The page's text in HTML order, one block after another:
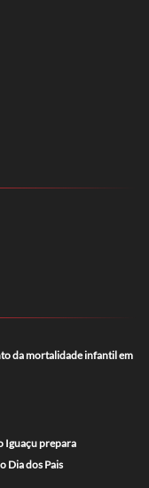
da mortalidade infantil em
Iguaçu prepara
Dia dos Pais